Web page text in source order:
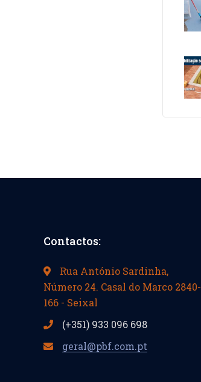
Contactos:
Rua António Sardinha,
Número 24. Casal do Marco 2840-
166 - Seixal
(+351) 933 096 698
geral@pbf.com.pt